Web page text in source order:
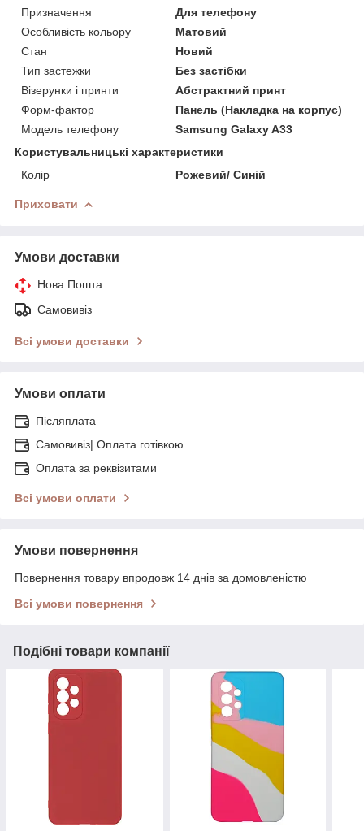
Призначення
Для телефону
Особливість кольору
Матовий
Стан
Новий
Тип застежки
Без застібки
Візерунки і принти
Абстрактний принт
Форм-фактор
Панель (Накладка на корпус)
Модель телефону
Samsung Galaxy A33
Користувальницькі характеристики
Колір
Рожевий/ Синій
Приховати
Умови доставки
Нова Пошта
Самовивіз
Всі умови доставки
Умови оплати
Післяплата
Самовивіз| Оплата готівкою
Оплата за реквізитами
Всі умови оплати
Умови повернення
Повернення товару впродовж 14 днів за домовленістю
Всі умови повернення
Подібні товари компанії